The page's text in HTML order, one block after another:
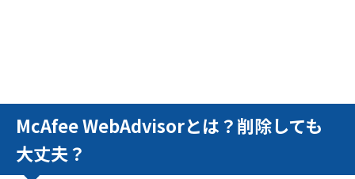
McAfee WebAdvisorとは？削除しても
大丈夫？